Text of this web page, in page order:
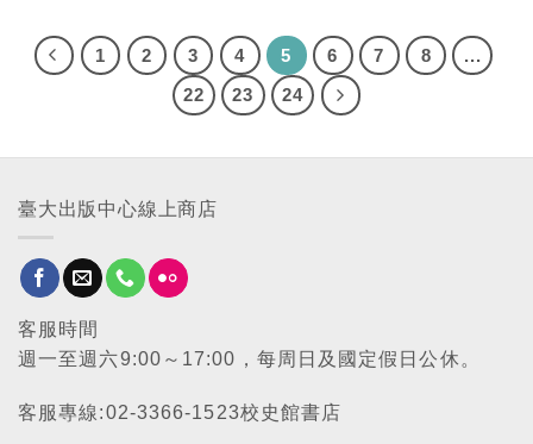
1 2 3 4 5 6 7 8
...
22
23 24
臺大出版中心線上商店
客服時間
週一至週六9:00～17:00，每周日及國定假日公休。
客服專線:02-3366-1523校史館書店